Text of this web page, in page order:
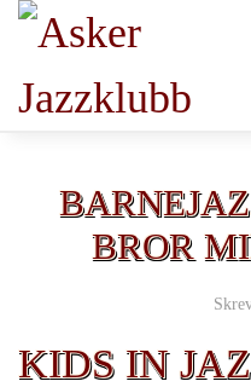
BROR
KIDS IN